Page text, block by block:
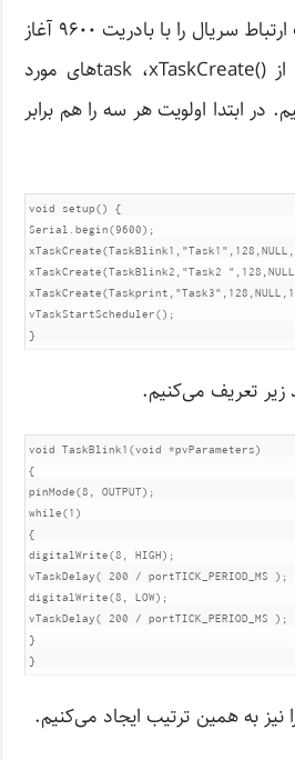
در ()void setup، یک ارتباط سریال را با بادریت ۹۶۰۰ آغاز
می‌کنیم و با استفاده از ()task ،xTaskCreateهای مورد
در ابتدا اولویت هر سه را هم برابر
void setup() {
Serial.begin(9600);
xTaskCreate(TaskBlink2,"Task2
vTaskStartScheduler();
}
زیر تعریف می‌کنیم.
void TaskBlink1(void *pvParameters)
{
pinMode(8, OUTPUT);
while(1)
{
digitalWrite(8, HIGH);
vTaskDelay( 200 / portTICK_PERIOD_MS );
digitalWrite(8, LOW);
vTaskDelay( 200 / portTICK_PERIOD_MS );
}
}